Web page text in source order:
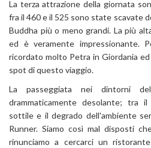
La terza attrazione della giornata
fra il 460 e il 525 sono state scavate
Buddha più o meno grandi. La più
ed è veramente impressionante.
ricordato molto Petra in Giordania
spot di questo viaggio.
La passeggiata nei dintorni
drammaticamente desolante; tra
sottile e il degrado dell'ambiente
Runner. Siamo così mal disposti
rinunciamo a cercarci un